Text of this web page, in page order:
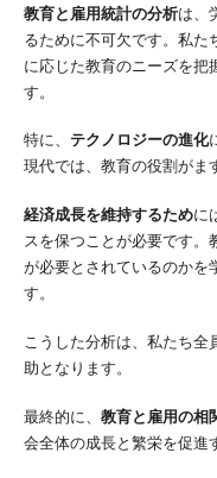
教育と雇用統計の分析は、
るために不可欠です。私
に応じた教育のニーズを把
す。
特に、 テクノロジーの進化
現代では、教育の役割がま
経済成長を維持するために
スを保つことが必要です
が必要とされているのかを
す。
こうした分析は、私たち
助となります。
最終的に、 教育と雇用の相
会全体の成長と繁栄を促進